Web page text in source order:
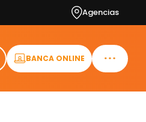
Agencias
BANCA ONLINE